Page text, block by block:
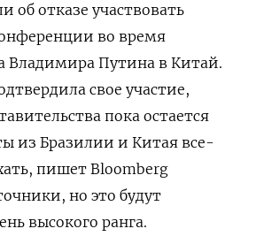
об отказе участвовать
во время
Владимира Путина в Китай.
свое участие,
пока остается
из Бразилии и Китая все-
пишет Bloomberg
но это будут
высокого ранга.